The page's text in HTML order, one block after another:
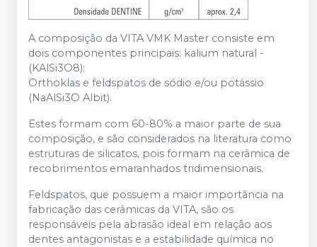
A composição da VITA VMK Master consiste em
dois componentes principais: kalium natural -
(KAlSi3O8);
Orthoklas e feldspatos de sódio e/ou potássio
(NaAlSi3O Albit).
Estes formam com 60-80% a maior parte de sua
composição, e são considerados na literatura como
estruturas de silicatos, pois formam na cerâmica de
recobrimentos emaranhados tridimensionais.
Feldspatos, que possuem a maior importância na
fabricação das cerâmicas da VITA, são os
responsáveis pela abrasão ideal em relação aos
dentes antagonistas e a estabilidade química no